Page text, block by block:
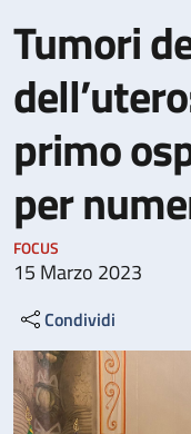
Tumori
primo
per
FOCUS
15 Marzo 2023
Condividi